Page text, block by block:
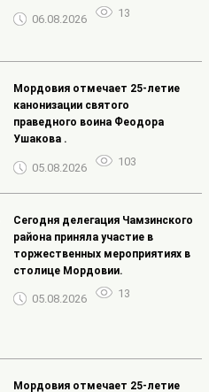
06.08.2026 13
Мордовия отмечает 25-летие
канонизации святого
праведного воина Феодора
Ушакова .
05.08.2026 103
Сегодня делегация Чамзинского
района приняла участие в
торжественных мероприятиях в
столице Мордовии.
05.08.2026 13
Мордовия отмечает 25-летие